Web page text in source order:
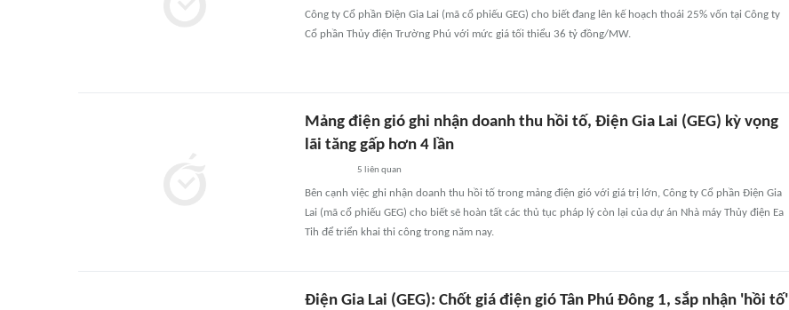
Công ty Cổ phần Điện Gia Lai (mã cổ phiếu GEG) cho biết đang lên kế hoạch thoái 25% vốn tại Công ty
Cổ phần Thủy điện Trường Phú với mức giá tối thiểu 36 tỷ đồng/MW.
Mảng điện gió ghi nhận doanh thu hồi tố, Điện Gia Lai (GEG) kỳ vọng
lãi tăng gấp hơn 4 lần
5 liên quan
Bên cạnh việc ghi nhận doanh thu hồi tố trong mảng điện gió với giá trị lớn, Công ty Cổ phần Điện Gia
Lai (mã cổ phiếu GEG) cho biết sẽ hoàn tất các thủ tục pháp lý còn lại của dự án Nhà máy Thủy điện Ea
Tih để triển khai thi công trong năm nay.
Điện Gia Lai (GEG): Chốt giá điện gió Tân Phú Đông 1, sắp nhận 'hồi tố'